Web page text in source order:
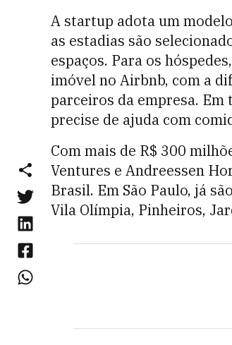
A startup adota um
as estadias são
espaços. Para os
imóvel no Airbnb, com a
parceiros da empresa.
precise de ajuda com
Com mais de R$ 300
Ventures e Andreessen
Brasil. Em São Paulo, já
Vila Olímpia, Pinheiros,